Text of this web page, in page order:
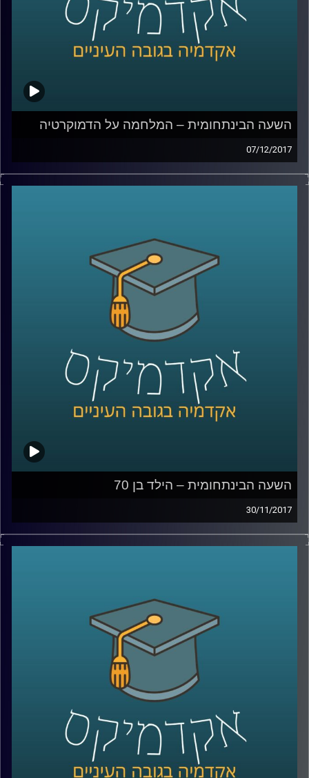
השעה הבינתחומית – המלחמה על הדמוקרטיה
07/12/2017
אלו ימים מבלבלים עבור שוחרי הדמוקרטיה.
קיצוניות מקבלות לגיטימציה מההמון. ד"ר עמיחי
מגן מסביר מדוע דווקא בימים בהם האמון
בשיטה הולך ודועך יש לשמור עליה מכל משמר
ואיך, על אף הכל, הדמוקרטיה הישראלית בימים
אלו היא לא פחות מנס
קרדיט תמונות: AudioVersity
השעה הבינתחומית – הילד בן 70
30/11/2017
בין המהפכות שמטלטלות את העולם בעשורים
המהפכה הדמוגרפית. ד"ר הדס אראל מתארת
את האתגרים האדירים שמציבה בפנינו העלייה
המסחררת בתוחלת החיים, מסבירה כיצד רובוט
שחותך סלט יכול להביע אמפטיה והאם כבר
נולד הילד שיגיע לגיל 150
קרדיט תמונות: AudioVersity